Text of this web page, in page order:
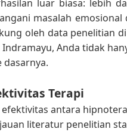
luar biasa: lebih
masalah
oleh data penelitian
Anda tidak
dasarnya.
Terapi
antara
literatur penelitian